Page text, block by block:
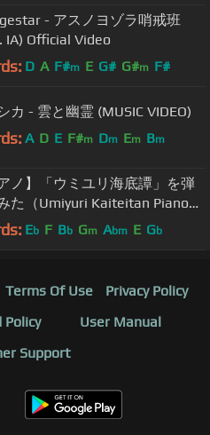
- アスノヨゾラ哨戒班
IA) Official Video
D A F#m E G# G#m F#
カ - 雲と幽霊 (MUSIC VIDEO)
A D E F#m Dm Em Bm
アノ】「ウミユリ海底譚」を弾
た（Umiyuri Kaiteitan Piano
） Eb F Bb Gm Abm E Gb
Terms Of Use
Privacy Policy
Policy
User Manual
Support